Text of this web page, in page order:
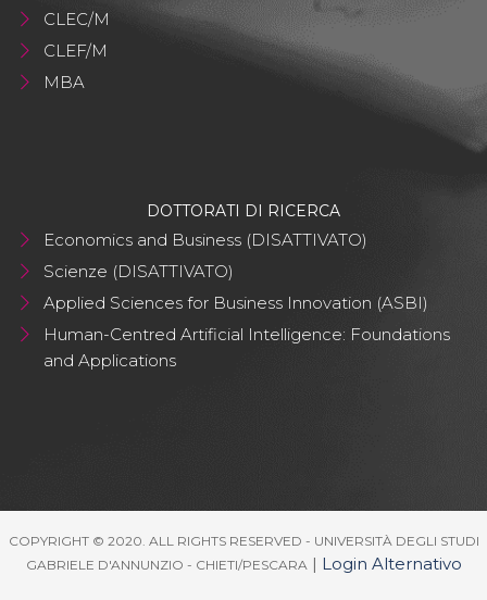
CLEC/M
CLEF/M
MBA
DOTTORATI DI RICERCA
Economics and Business (DISATTIVATO)
Scienze (DISATTIVATO)
Applied Sciences for Business Innovation (ASBI)
Human-Centred Artificial Intelligence: Foundations
and Applications
COPYRIGHT © 2020. ALL RIGHTS RESERVED - UNIVERSITÀ DEGLI STUDI
GABRIELE D'ANNUNZIO - CHIETI/PESCARA| Login Alternativo